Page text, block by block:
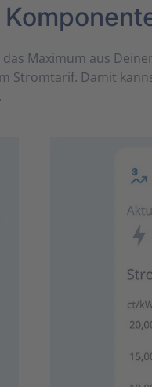
Maximum aus
Strom­tarif. Damit